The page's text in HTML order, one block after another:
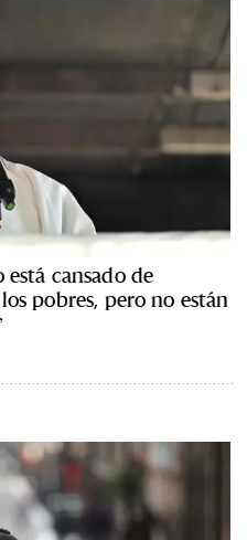
cansado de
pobres, pero no están